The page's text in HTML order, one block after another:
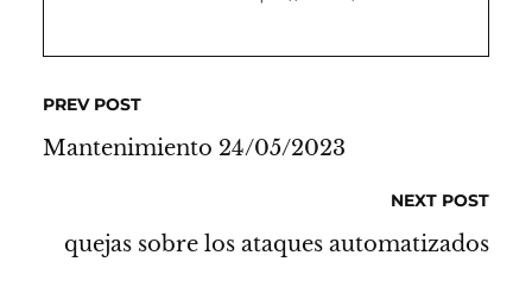
PREV POST
Mantenimiento 24/05/2023
NEXT POST
quejas sobre los ataques automatizados